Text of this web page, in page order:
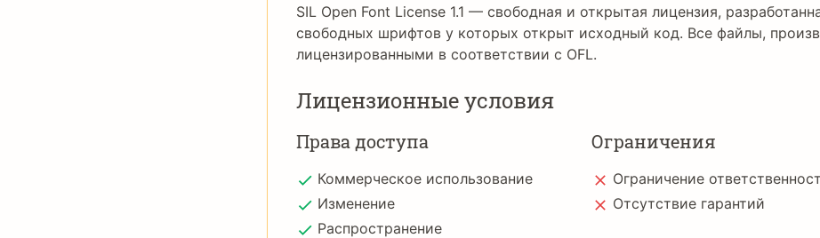
SIL Open Font License 1.1 — свободная и открытая лицензия,
свободных шрифтов у которых открыт исходный код. Все файлы,
лицензированными в соответствии с OFL.
Лицензионные условия
Права доступа
Коммерческое использование
Изменение
Распространение
Ограничения
Ограничение
Отсутствие гарантий